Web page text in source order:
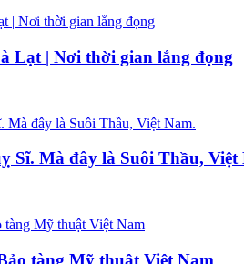
Lạt | Nơi thời gian lắng đọng
Sĩ. Mà đây là Suôi Thầu, Việt
tàng Mỹ thuật Việt Nam